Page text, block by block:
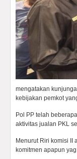
mengatakan
kebijakan pemkot
Pol PP telah
aktivitas jualan PKL
Menurut Riri komisi II
komitmen apapun